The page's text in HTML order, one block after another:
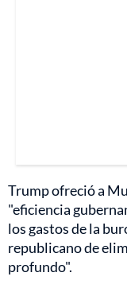
Trump ofreció a
"eficiencia
los gastos de la
republicano de
profundo".